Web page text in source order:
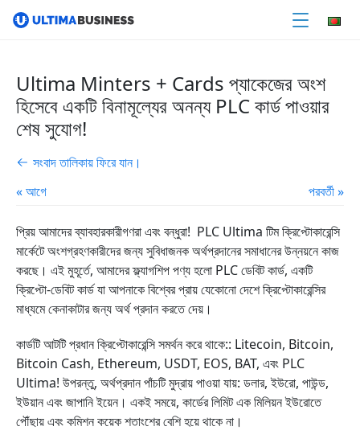
Ultima Minters + Cards প্যাকেজের অংশ
হিসেবে একটি বিনামূল্যের অনন্য PLC কার্ড পাওয়ার
শেষ সুযোগ!
সংবাদ তালিকায় ফিরে যান।
« আগে
পরবর্তী »
প্রিয় আমাদের ব্যাবহারকারীগণরা এবং বন্ধুরা! PLC Ultima টিম ক্রিপ্টোকারেন্সি
মার্কেটে অংশগ্রহণকারীদের জন্য সুবিধাজনক অর্থপ্রদানের সমাধানের উন্নয়নে কাজ
করছে। এই মুহূর্তে, আমাদের ফ্ল্যাগশিপ পণ্য হলো PLC ডেবিট কার্ড, একটি
ক্রিপ্টো-ডেবিট কার্ড যা আপনাকে বিশ্বের প্রায় যেকোনো দেশে ক্রিপ্টোকারেন্সির
মাধ্যমে কেনাকাটার জন্য অর্থ প্রদান করতে দেয়।
কার্ডটি আটটি প্রধান ক্রিপ্টোকারেন্সি সমর্থন করে থাকে:: Litecoin, Bitcoin,
Bitcoin Cash, Ethereum, USDT, EOS, BAT, এবং PLC
Ultima! উপরন্তু, অর্থপ্রদান পাঁচটি মুদ্রায় পাওয়া যায়: ডলার, ইউরো, পাউন্ড,
ইউয়ান এবং জাপানি ইয়েন। একই সময়ে, কার্ডের লিমিট এক মিলিয়ন ইউরোতে
পৌঁছায় এবং কমিশন কয়েক শতাংশের বেশি হয়ে থাকে না।